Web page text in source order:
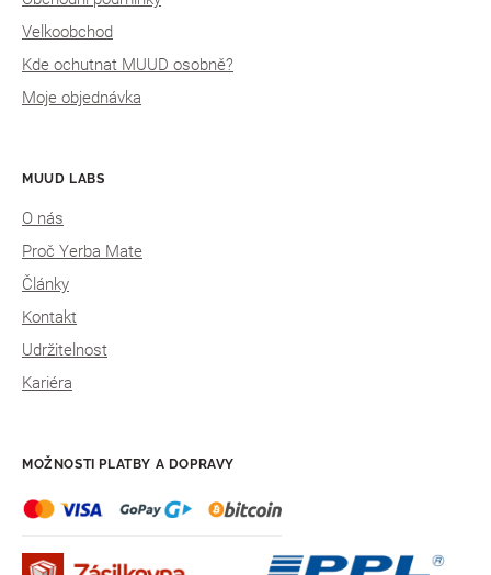
Velkoobchod
Kde ochutnat MUUD osobně?
Moje objednávka
MUUD LABS
O nás
Proč Yerba Mate
Články
Kontakt
Udržitelnost
Kariéra
MOŽNOSTI PLATBY A DOPRAVY